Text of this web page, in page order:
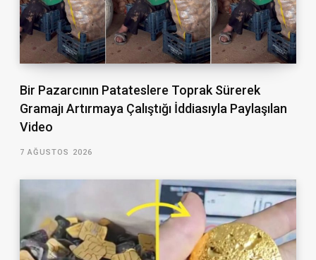
Bir Pazarcının Patateslere Toprak Sürerek
Gramajı Artırmaya Çalıştığı İddiasıyla Paylaşılan
Video
7 AĞUSTOS 2026